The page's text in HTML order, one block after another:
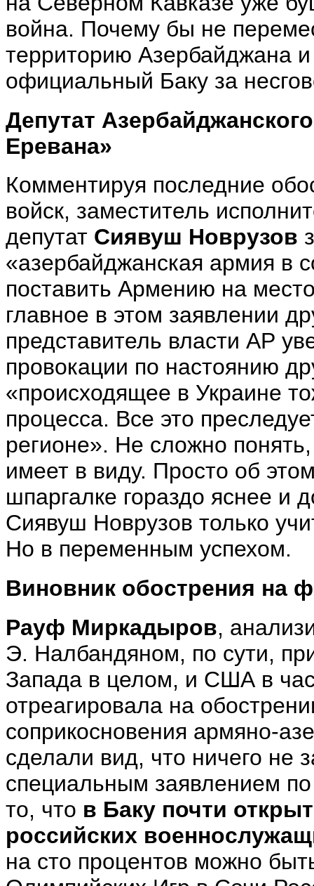
война. Почему бы не
территорию Азербайджана
официальный Баку за
Депутат
Еревана»
Комментируя последние
войск, заместитель
депутат Сиявуш Новрузов
«азербайджанская армия в
поставить Армению на
главное в этом заявлении
представитель власти АР
провокации по настоянию
«происходящее в Украине
процесса. Все это
регионе». Не сложно
имеет в виду. Просто об
шпаргалке гораздо яснее и
Сиявуш Новрузов только
Но в переменным успехом.
Виновник обострения на
Рауф Миркадыров,
Э. Налбандяном, по сути,
Запада в целом, и США в
отреагировала на
соприкосновения армяно-
сделали вид, что ничего не
специальным заявлением
то, что в Баку почти
российских
на сто процентов можно